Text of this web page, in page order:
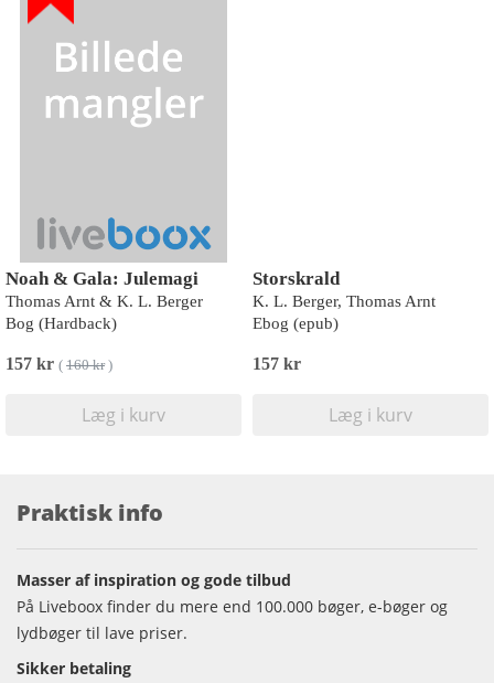
Noah & Gala: Julemagi
Thomas Arnt & K. L. Berger
Bog (Hardback)
157 kr ( 160 kr)
Læg i kurv
Storskrald
K. L. Berger, Thomas Arnt
Ebog (epub)
157 kr
Læg i kurv
Praktisk info
Masser af inspiration og gode tilbud
På Liveboox finder du mere end 100.000 bøger, e-bøger og
lydbøger til lave priser.
Sikker betaling